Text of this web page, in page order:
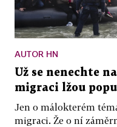
AUTOR HN
Už se nenechte
migraci lžou
Jen o málokterém
migraci. Že o ní